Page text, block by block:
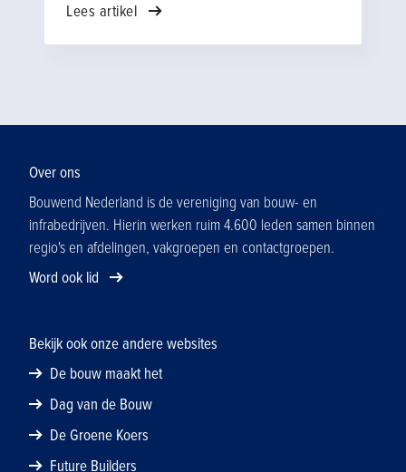
Social Support probeert Tonny orde in de
Lees artikel
Over ons
Bouwend Nederland is de vereniging van bouw- en
infrabedrijven. Hierin werken ruim 4.600 leden samen binnen
regio's en afdelingen, vakgroepen en contactgroepen.
Word ook lid
Bekijk ook onze andere websites
De bouw maakt het
Dag van de Bouw
De Groene Koers
Future Builders